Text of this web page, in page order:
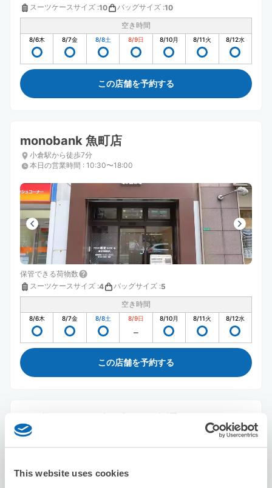
This website uses cookies
スーツケースサイズ :10 バッグサイズ :10
空き時間
8/6木 8/7金 8/8土 8/9日 8/10月 8/11火 8/12水
この店舗を予約する
monobank 魚町店
小倉駅から徒歩7分
本日の営業時間 : 10:30〜18:00
保管できる荷物数
スーツケースサイズ :4 バッグサイズ :5
空き時間
8/6木 8/7金 8/8土 8/9日 8/10月 8/11火 8/12水
この店舗を予約する
セブン－イレブン小倉平和通り
平和通駅から徒歩1分